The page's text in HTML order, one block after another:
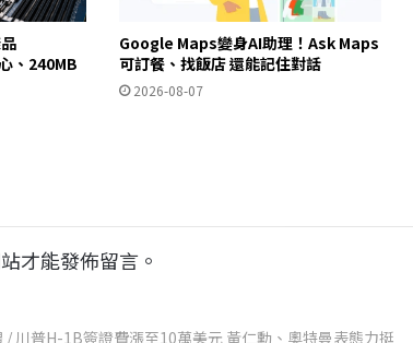
、240MB
Google Maps變身AI助理！Ask Maps
可訂餐、找飯店 還能記住對話
2026-08-07
才能發佈留言。